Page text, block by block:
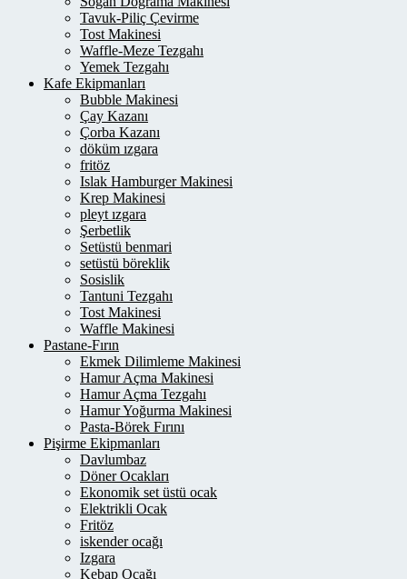
Tavuk-Piliç Çevirme
Tost Makinesi
Waffle-Meze Tezgahı
Yemek Tezgahı
Kafe Ekipmanları
Bubble Makinesi
Çay Kazanı
Çorba Kazanı
döküm ızgara
fritöz
Islak Hamburger Makinesi
Krep Makinesi
pleyt ızgara
Şerbetlik
Setüstü benmari
setüstü böreklik
Sosislik
Tantuni Tezgahı
Tost Makinesi
Waffle Makinesi
Pastane-Fırın
Ekmek Dilimleme Makinesi
Hamur Açma Makinesi
Hamur Açma Tezgahı
Hamur Yoğurma Makinesi
Pasta-Börek Fırını
Pişirme Ekipmanları
Davlumbaz
Döner Ocakları
Ekonomik set üstü ocak
Elektrikli Ocak
Fritöz
iskender ocağı
Izgara
Kebap Ocağı